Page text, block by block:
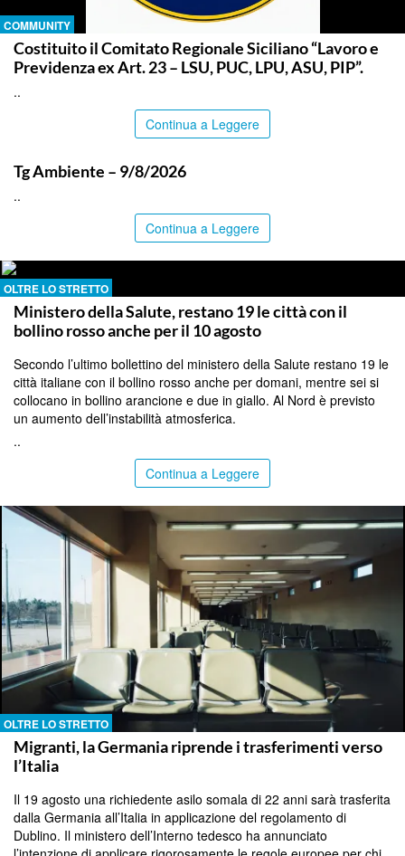
COMMUNITY
Costituito il Comitato Regionale Siciliano “Lavoro e
Previdenza ex Art. 23 – LSU, PUC, LPU, ASU, PIP”.
..
Continua a Leggere
Tg Ambiente – 9/8/2026
..
Continua a Leggere
OLTRE LO STRETTO
Ministero della Salute, restano 19 le città con il
bollino rosso anche per il 10 agosto
Secondo l’ultimo bollettino del ministero della Salute restano 19 le
città italiane con il bollino rosso anche per domani, mentre sei si
collocano in bollino arancione e due in giallo. Al Nord è previsto
un aumento dell’instabilità atmosferica.
..
Continua a Leggere
OLTRE LO STRETTO
Migranti, la Germania riprende i trasferimenti verso
l’Italia
Il 19 agosto una richiedente asilo somala di 22 anni sarà trasferita
dalla Germania all’Italia in applicazione del regolamento di
Dublino. Il ministero dell’Interno tedesco ha annunciato